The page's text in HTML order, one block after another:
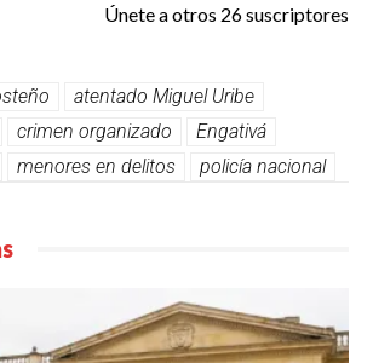
Únete a otros 26 suscriptores
atentado Miguel Uribe
crimen organizado
Engativá
menores en delitos policía nacional